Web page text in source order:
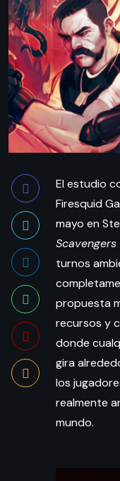
El estudio
Firesquid
mayo en
turnos
propuesta
recursos y
donde
gira
los
realmente
mundo.